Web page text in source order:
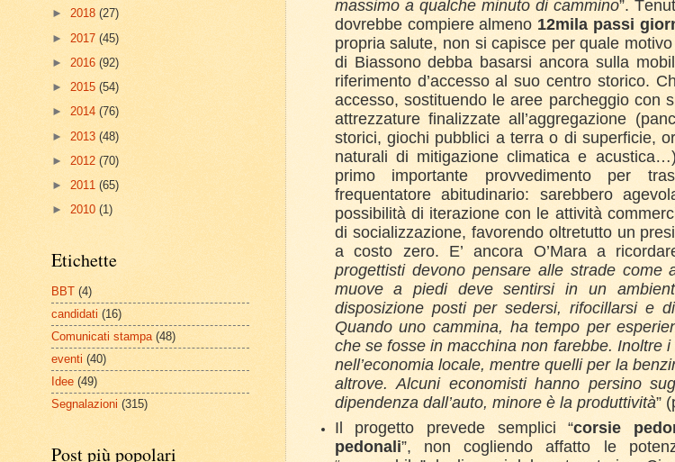
massimo a qualche minuto di cammino”.
dovrebbe compiere almeno 12mila passi
propria salute, non si capisce per quale
di Biassono debba basarsi ancora sulla
riferimento d’accesso al suo centro storico.
accesso, sostituendo le aree parcheggio con
attrezzature finalizzate all’aggregazione
storici, giochi pubblici a terra o di superficie,
naturali di mitigazione climatica e
primo importante provvedimento per
frequentatore abitudinario: sarebbero
possibilità di iterazione con le attività
di socializzazione, favorendo oltretutto un
a costo zero. E’ ancora O’Mara a
progettisti devono pensare alle strade come
muove a piedi deve sentirsi in un
disposizione posti per sedersi, rifocillarsi e
Quando uno cammina, ha tempo per
che se fosse in macchina non farebbe. Inoltre
nell’economia locale, mentre quelli per la
altrove. Alcuni economisti hanno persino
dipendenza dall’auto, minore è la produttività”
Il progetto prevede semplici “corsie
pedonali”, non cogliendo affatto le
► 2018 (27)
► 2017 (45)
► 2016 (92)
► 2015 (54)
► 2014 (76)
► 2013 (48)
► 2012 (70)
► 2011 (65)
► 2010 (1)
Etichette
BBT (4)
candidati (16)
Comunicati stampa (48)
eventi (40)
Idee (49)
Segnalazioni (315)
Post più popolari